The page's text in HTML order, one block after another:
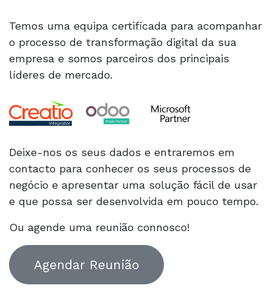
Temos uma equipa certificada para acompanhar
o processo de transformação digital da sua
empresa e somos parceiros dos principais
líderes de mercado.
Deixe-nos os seus dados e entraremos em
contacto para conhecer os seus processos de
negócio e apresentar uma solução fácil de usar
e que possa ser desenvolvida em pouco tempo.
Ou agende uma reunião connosco!
Agendar Reunião